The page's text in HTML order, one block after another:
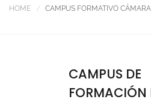
HOME CAMPUS FORMATIVO
CAMPUS DE
FORMACIÓN